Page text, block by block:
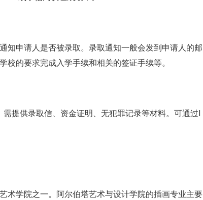
知申请人是否被录取。录取通知一般会发到申请人的邮
的要求完成入学手续和相关的签证手续等。
提供录取信、资金证明、无犯罪记录等材料。可通过I
术学院之一。阿尔伯塔艺术与设计学院的插画专业主要